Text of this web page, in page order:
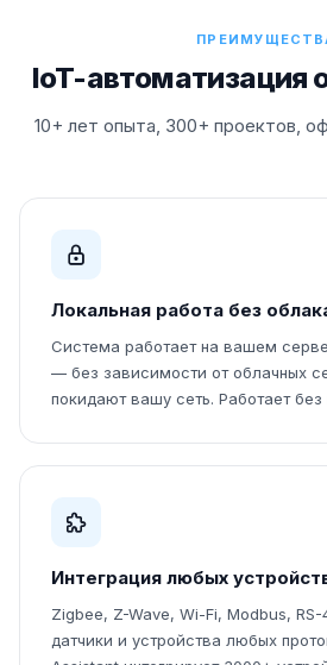
IoT-автоматизация
10+ лет опыта, 300+ проектов,
Локальная работа без
Система работает на вашем
— без зависимости от облачных
покидают вашу сеть. Работает без
Интеграция любых
Zigbee, Z-Wave, Wi-Fi, Modbus,
датчики и устройства любых